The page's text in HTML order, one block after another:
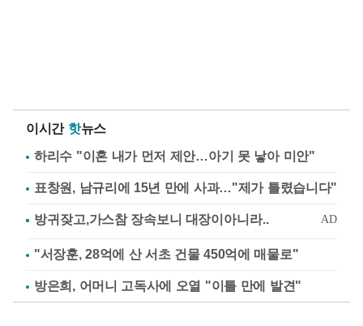
이시간 핫뉴스
하리수 "이혼 내가 먼저 제안…아기 못 낳아 미안"
표창원, 남규리에 15년 만에 사과…"제가 틀렸습니다"
"서장훈, 28억에 산 서초 건물 450억에 매물로"
방은희, 어머니 고독사에 오열 "이틀 만에 발견"